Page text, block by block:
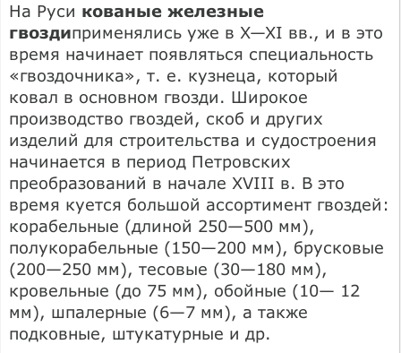
На Руси кованые железные
гвоздиприменялись уже в X—XI вв., и в это
время начинает появляться специальность
«гвоздочника», т. е. кузнеца, который
ковал в основном гвозди. Широкое
производство гвоздей, скоб и других
изделий для строительства и судостроения
начинается в период Петровских
преобразований в начале XVIII в. В это
время куется большой ассортимент гвоздей:
корабельные (длиной 250—500 мм),
полукорабельные (150—200 мм), брусковые
(200—250 мм), тесовые (30—180 мм),
кровельные (до 75 мм), обойные (10— 12
мм), шпалерные (6—7 мм), а также
подковные, штукатурные и др.